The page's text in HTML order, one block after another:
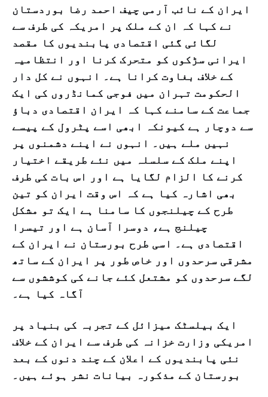
ایران کے نائب آرمی چیف احمد رضا بوردستان
نے کہا کہ ان کے ملک پر امریکہ کی طرف سے
لگائی گئی اقتصادی پابندیوں کا مقصد
ایرانی سڑکوں کو متحرک کرنا اور انتظاميہ
کے خلاف بغاوت کرانا ہے۔ انہوں نے کل دار
الحکومت تہران میں فوجی کمانڈروں کی ایک
جماعت کے سامنے کہا کہ ایران اقتصادی دباؤ
سے دوچار ہے کیونکہ ابھی اسے پٹرول کے پیسے
نہیں ملے ہیں۔ انہوں نے اپنے دشمنوں پر
اپنے ملک کے سلسلہ میں نئے طریقے اختیار
کرنے کا الزام لگایا ہے اور اس بات کی طرف
بھی اشارہ کیا ہے کہ اس وقت ایران کو تین
طرح کے چیلنجوں کا سامنا ہے ایک تو مشکل
چیلنج ہے، دوسرا آسان ہے اور تیسرا
اقتصادی ہے۔ اسی طرح بورستان نے ایران کے
مشرقی سرحدوں اور خاص طور پر ایران کے ساتھ
لگے سرحدوں کو مشتعل کئے جانے کی کوششوں سے
آگاہ کیا ہے۔
ایک بیلسٹک میزائل کے تجربہ کی بنیاد پر
امریکی وزارت خزانہ کی طرف سے ایران کے خلاف
نئی پابندیوں کے اعلان کے چند دنوں کے بعد
بورستان کے مذکورہ بیانات نشر ہوئے ہیں۔